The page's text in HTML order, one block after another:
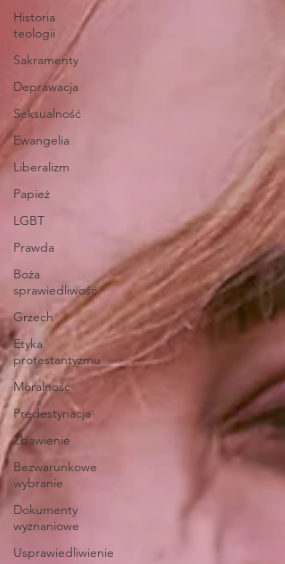
Historia
teologii
Sakramenty
Deprawacja
Seksualność
Ewangelia
Liberalizm
Papież
LGBT
Prawda
Boża
sprawiedliwość
Grzech
Etyka
protestantyzmu
Moralność
Predestynacja
Zbawienie
Bezwarunkowe
wybranie
Dokumenty
wyznaniowe
Usprawiedliwienie